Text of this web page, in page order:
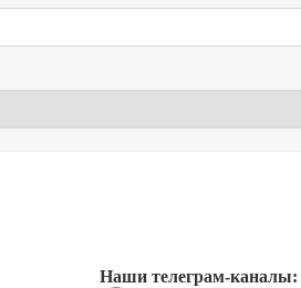
Наши телеграм-каналы: